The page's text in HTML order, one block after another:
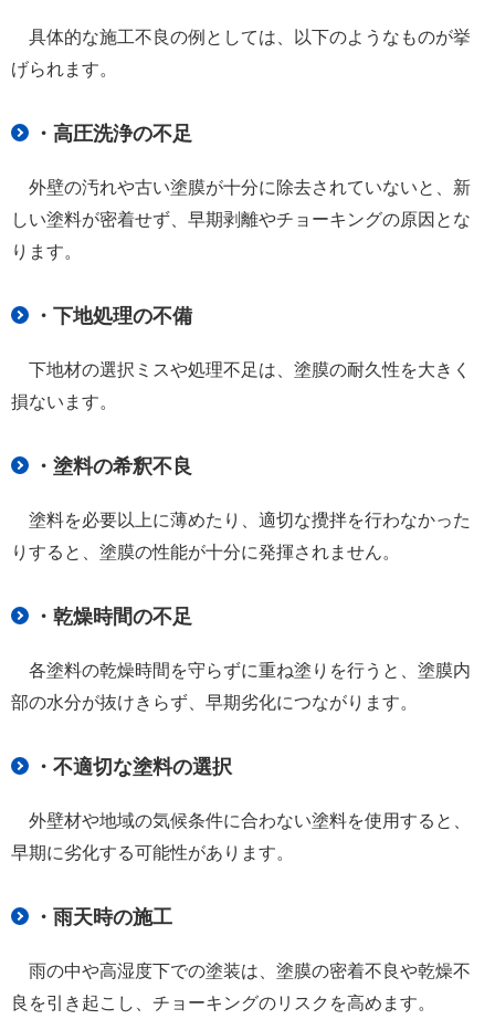
具体的な施工不良の例としては、以下のようなものが挙
げられます。
・高圧洗浄の不足
外壁の汚れや古い塗膜が十分に除去されていないと、新
しい塗料が密着せず、早期剥離やチョーキングの原因とな
ります。
・下地処理の不備
下地材の選択ミスや処理不足は、塗膜の耐久性を大きく
損ないます。
・塗料の希釈不良
塗料を必要以上に薄めたり、適切な攪拌を行わなかった
りすると、塗膜の性能が十分に発揮されません。
・乾燥時間の不足
各塗料の乾燥時間を守らずに重ね塗りを行うと、塗膜内
部の水分が抜けきらず、早期劣化につながります。
・不適切な塗料の選択
外壁材や地域の気候条件に合わない塗料を使用すると、
早期に劣化する可能性があります。
・雨天時の施工
雨の中や高湿度下での塗装は、塗膜の密着不良や乾燥不
良を引き起こし、チョーキングのリスクを高めます。